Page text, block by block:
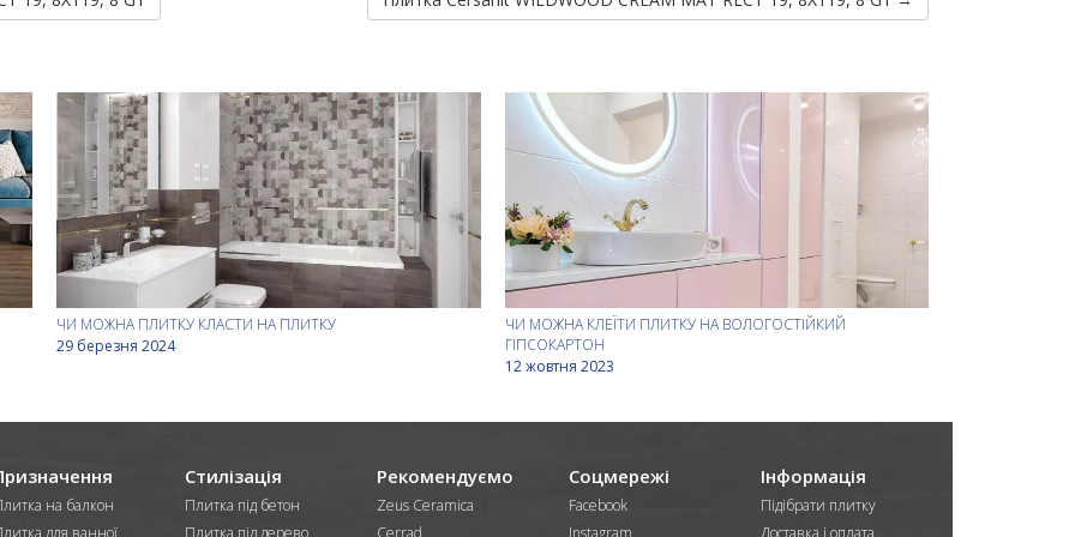
ЧИ МОЖНА ПЛИТКУ КЛАСТИ НА ПЛИТКУ
29 березня 2024
ЧИ МОЖНА КЛЕЇТИ ПЛИТКУ НА ВОЛОГОСТІЙКИЙ
ГІПСОКАРТОН
12 жовтня 2023
на балкон
для ванної
Стилізація
Плитка під бетон
Плитка під дерево
Інформація
Підібрати плитку
Доставка і оплата
Рекомендуємо
Zeus Ceramica
Cerrad
Соцмережі
Facebook
Instagram